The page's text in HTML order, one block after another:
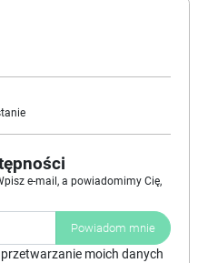
e-mail, a powiadomimy Cię,
Powiadom mnie
moich danych